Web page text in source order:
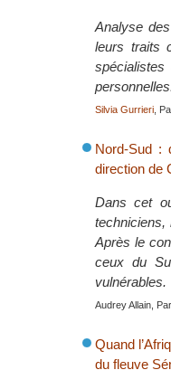
Analyse
leurs traits
Silvia Gurrieri ,
Nord-Sud :
direction de
Dans cet
techniciens,
Après le
ceux du
vulnérables.
Audrey Allain,
Quand
du fleuve